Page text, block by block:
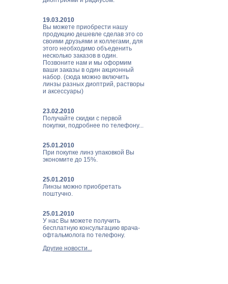
19.03.2010
Вы можете приобрести нашу
продукцию дешевле сделав это со
своими друзьями и коллегами, для
этого необходимо объеденить
несколько заказов в один.
Позвоните нам и мы оформим
ваши заказы в один акционный
набор. (сюда можно включить
линзы разных диоптрий, растворы
и аксессуары)
23.02.2010
Получайте скидки с первой
покупки, подробнее по телефону...
25.01.2010
При покупке линз упаковкой Вы
экономите до 15%.
25.01.2010
Линзы можно приобретать
поштучно.
25.01.2010
У нас Вы можете получить
бесплатную консультацию врача-
офтальмолога по телефону.
Другие новости...